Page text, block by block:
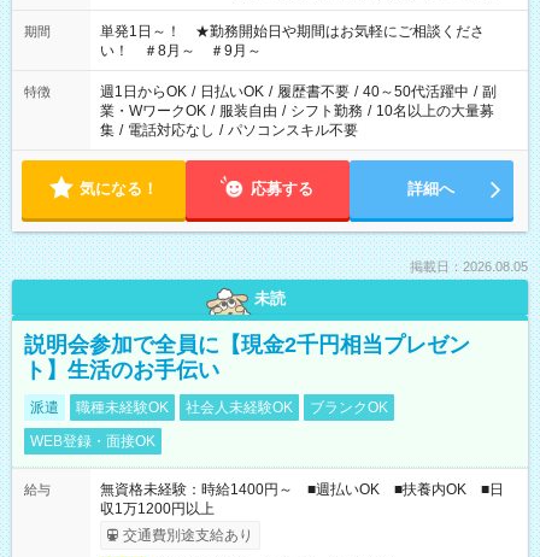
ださい！
期間
単発1日～！ ★勤務開始日や期間はお気軽にご相談くださ
い！ ＃8月～ ＃9月～
特徴 週1日からOK / 日払いOK / 履歴書不要 / 40～50代活躍中 / 副
業・WワークOK / 服装自由 / シフト勤務 / 10名以上の大量募
集 / 電話対応なし / パソコンスキル不要
気になる！ 応募する 詳細へ
掲載日：2026.08.05
未読
説明会参加で全員に【現金2千円相当プレゼン
ト】生活のお手伝い
派遣 職種未経験OK 社会人未経験OK
ブランクOK
WEB登録・面接OK
給与
無資格未経験：時給1400円～ ■週払いOK ■扶養内OK ■日
収1万1200円以上
交通費別途支給あり